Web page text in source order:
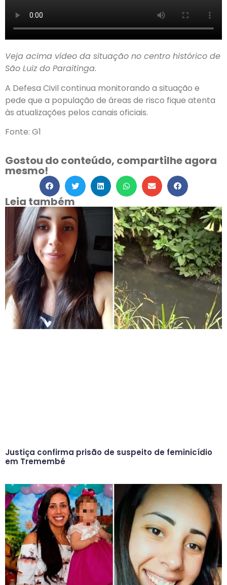
Veja acima vídeo da situação no centro histórico de
São Luiz do Paraitinga.
A Defesa Civil continua monitorando a situação e
pede que a população de áreas de risco fique atenta
às atualizações pelos canais oficiais.
Fonte: G1
Gostou do conteúdo, compartilhe agora
mesmo!
Leia também
Justiça confirma prisão de suspeito de feminicídio
em Tremembé